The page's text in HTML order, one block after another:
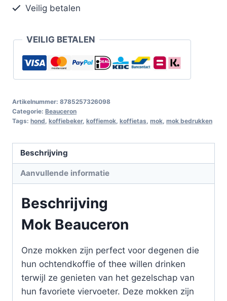
Veilig betalen
VEILIG BETALEN
Artikelnummer: 8785257326098
Categorie: Beauceron
Tags: hond koffiebeker, koffiemok koffietas mok mok bedrukken
Beschrijving
Aanvullende informatie
Beschrijving
Mok Beauceron
Onze mokken zijn perfect voor degenen die
hun ochtendkoffie of thee willen drinken
terwijl ze genieten van het gezelschap van
hun favoriete viervoeter. Deze mokken zijn